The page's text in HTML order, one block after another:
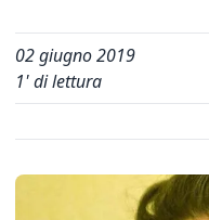
02 giugno 2019
1' di lettura